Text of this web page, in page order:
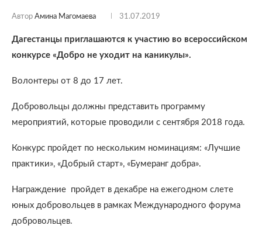
Автор Амина Магомаева 31.07.2019
Дагестанцы приглашаются к участию во всероссийском
конкурсе «Добро не уходит на каникулы».
Волонтеры от 8 до 17 лет.
Добровольцы должны представить программу
мероприятий, которые проводили с сентября 2018 года.
Конкурс пройдет по нескольким номинациям: «Лучшие
практики», «Добрый старт», «Бумеранг добра».
Награждение пройдет в декабре на ежегодном слете
юных добровольцев в рамках Международного форума
добровольцев.